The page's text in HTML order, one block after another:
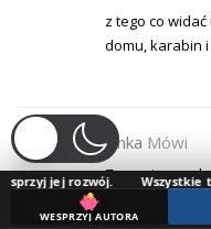
z tego co
domu, karabin
Finka Mówi
Zero
teraz dają,
przyzwyczajać do pracy za
Wszystkie treści
WESPRZYJ AUTORA